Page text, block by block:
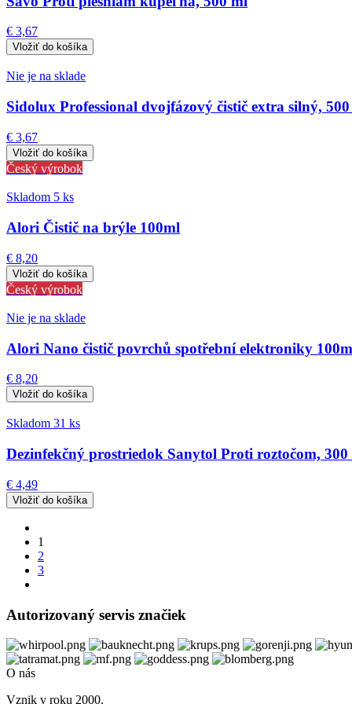
€ 3,67
Nie je na sklade
Sidolux Professional dvojfázový čistič extra silný,
€ 3,67
Český výrobok
Skladom 5 ks
Alori Čistič na brýle 100ml
€ 8,20
Český výrobok
Nie je na sklade
Alori Nano čistič povrchů spotřební elektroniky
€ 8,20
Skladom 31 ks
Dezinfekčný prostriedok Sanytol Proti roztočom, 300
€ 4,49
1
2
3
Autorizovaný servis značiek
O nás
Vznik v roku 2000.